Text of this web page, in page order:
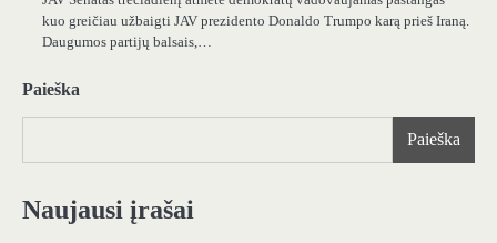
kuo greičiau užbaigti JAV prezidento Donaldo Trumpo karą prieš Iraną.
Daugumos partijų balsais,…
Paieška
Paieška
Naujausi įrašai